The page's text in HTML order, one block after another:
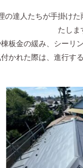
の達人たちが手掛け
たしま
板金の緩み、シーリ
かれた際は、進行す